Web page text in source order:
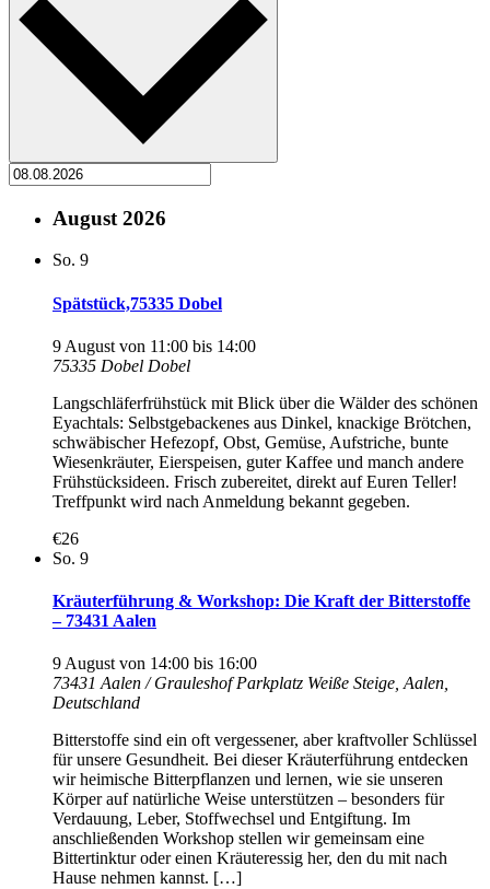
August 2026
So. 9
Spätstück,75335 Dobel
9 August von 11:00 bis 14:00
75335 Dobel Dobel
Langschläferfrühstück mit Blick über die Wälder des schönen
Eyachtals: Selbstgebackenes aus Dinkel, knackige Brötchen,
schwäbischer Hefezopf, Obst, Gemüse, Aufstriche, bunte
Wiesenkräuter, Eierspeisen, guter Kaffee und manch andere
Frühstücksideen. Frisch zubereitet, direkt auf Euren Teller!
Treffpunkt wird nach Anmeldung bekannt gegeben.
€26
So. 9
Kräuterführung & Workshop: Die Kraft der Bitterstoffe
– 73431 Aalen
9 August von 14:00 bis 16:00
73431 Aalen / GrauleshofParkplatz Weiße Steige, Aalen,
Deutschland
Bitterstoffe sind ein oft vergessener, aber kraftvoller Schlüssel
für unsere Gesundheit. Bei dieser Kräuterführung entdecken
wir heimische Bitterpflanzen und lernen, wie sie unseren
Körper auf natürliche Weise unterstützen – besonders für
Verdauung, Leber, Stoffwechsel und Entgiftung. Im
anschließenden Workshop stellen wir gemeinsam eine
Bittertinktur oder einen Kräuteressig her, den du mit nach
Hause nehmen kannst. […]